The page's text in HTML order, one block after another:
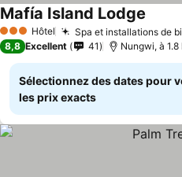
3 ÉtoilesHôtel Spa et installations de
Mafía Island Lodge
8,8 Excellent 41 Nungwi, à
Sélectionnez des dates pour
les prix exacts